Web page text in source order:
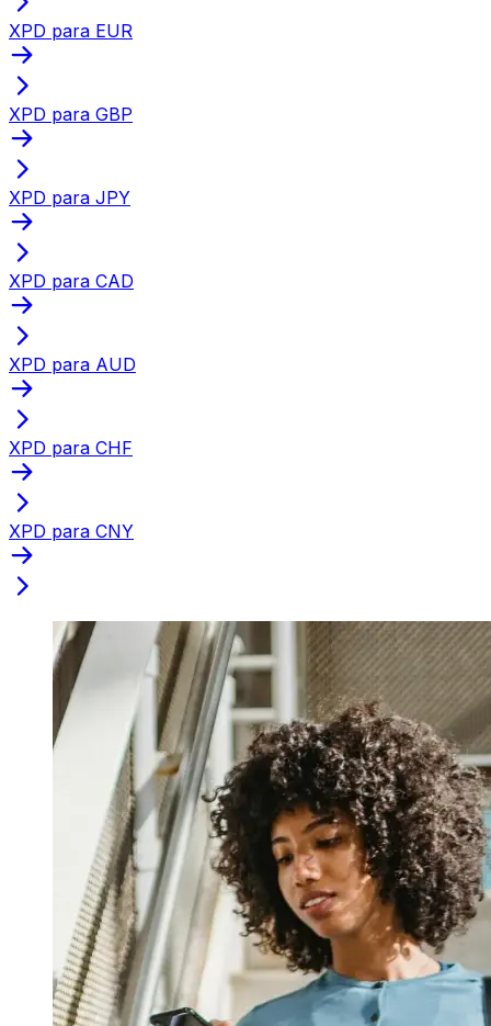
XPD para EUR
XPD para GBP
XPD para JPY
XPD para CAD
XPD para AUD
XPD para CHF
XPD para CNY